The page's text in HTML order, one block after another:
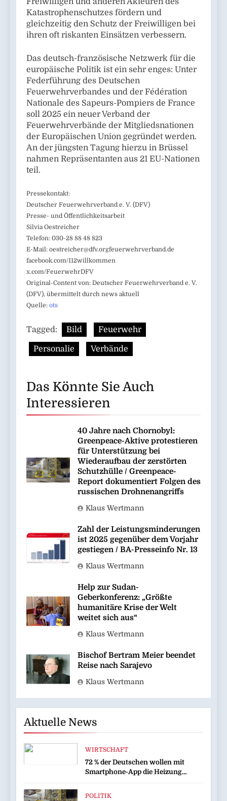
Katastrophenschutzes fördern und
gleichzeitig den Schutz der Freiwilligen bei
ihren oft riskanten Einsätzen verbessern.
Das deutsch-französische Netzwerk für die
europäische Politik ist ein sehr enges: Unter
Federführung des Deutschen
Feuerwehrverbandes und der Fédération
Nationale des Sapeurs-Pompiers de France
soll 2025 ein neuer Verband der
Feuerwehrverbände der Mitgliedsnationen
der Europäischen Union gegründet werden.
An der jüngsten Tagung hierzu in Brüssel
nahmen Repräsentanten aus 21 EU-Nationen
teil.
Pressekontakt:
Deutscher Feuerwehrverband e. V. (DFV)
Presse- und Öffentlichkeitsarbeit
Silvia Oestreicher
Telefon: 030-28 88 48 823
E-Mail: oestreicher@dfv.orgfeuerwehrverband.de
facebook.com/112willkommen
x.com/FeuerwehrDFV
Original-Content von: Deutscher Feuerwehrverband e. V.
(DFV), übermittelt durch news aktuell
Quelle: ots
Tagged: Bild Feuerwehr
Personalie Verbände
Das Könnte Sie Auch
Interessieren
40 Jahre nach Chornobyl:
Greenpeace-Aktive protestieren
für Unterstützung bei
Wiederaufbau der zerstörten
Schutzhülle / Greenpeace-
Report dokumentiert Folgen des
russischen Drohnenangriffs
Klaus Wertmann
Zahl der Leistungsminderungen
ist 2025 gegenüber dem Vorjahr
gestiegen / BA-Presseinfo Nr. 13
Klaus Wertmann
Help zur Sudan-
Geberkonferenz: „Größte
humanitäre Krise der Welt
weitet sich aus“
Klaus Wertmann
Bischof Bertram Meier beendet
Reise nach Sarajevo
Klaus Wertmann
Aktuelle News
WIRTSCHAFT
72 % der Deutschen wollen mit
Smartphone-App die Heizung
POLITIK